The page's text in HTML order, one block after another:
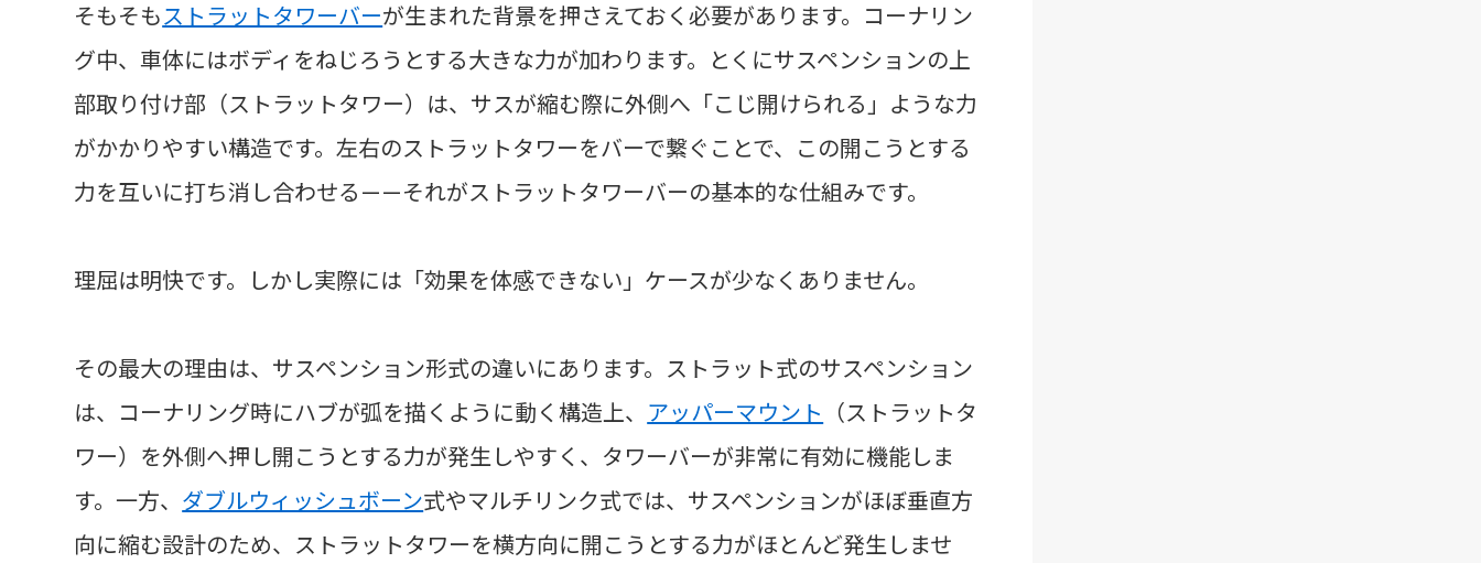
そもそもストラットタワーバーが生まれた背景を押さえておく必要があります。コーナリン
グ中、車体にはボディをねじろうとする大きな力が加わります。とくにサスペンションの上
部取り付け部（ストラットタワー）は、サスが縮む際に外側へ「こじ開けられる」ような力
がかかりやすい構造です。左右のストラットタワーをバーで繋ぐことで、この開こうとする
力を互いに打ち消し合わせる——それがストラットタワーバーの基本的な仕組みです。
理屈は明快です。しかし実際には「効果を体感できない」ケースが少なくありません。
その最大の理由は、サスペンション形式の違いにあります。ストラット式のサスペンション
は、コーナリング時にハブが弧を描くように動く構造上、 アッパーマウント
（ストラットタ
ワー）を外側へ押し開こうとする力が発生しやすく、タワーバーが非常に有効に機能しま
す。一方、 ダブルウィッシュボーン式やマルチリンク式では、サスペンションがほぼ垂直方
向に縮む設計のため、ストラットタワーを横方向に開こうとする力がほとんど発生しませ